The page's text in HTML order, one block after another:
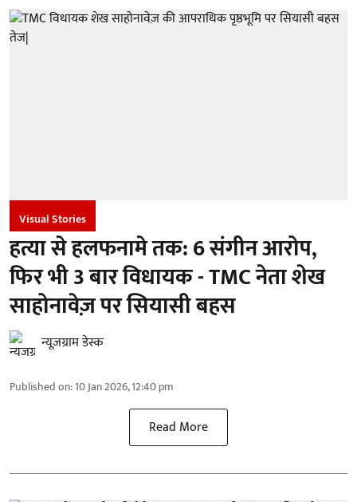
Visual Stories
हत्या से हलफनामे तक: 6 संगीन आरोप,
फिर भी 3 बार विधायक - TMC नेता शेख
साहोनावेज़ पर सियासी बहस
न्यूज़ग्राम डेस्क
Published on:10 Jan 2026, 12:40 pm
Read More